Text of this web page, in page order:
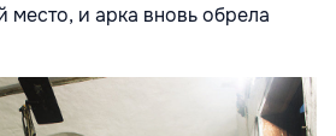
место, и арка вновь обрела